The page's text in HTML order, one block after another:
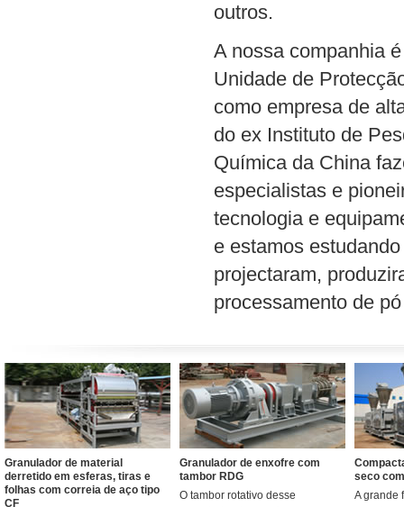
outros.
A nossa companhia
Unidade de
como empresa de
do ex Instituto de
Química da China
especialistas e
tecnologia e
e estamos
projectaram,
processamento de
Granulador de material
derretido em esferas, tiras e
folhas com correia de aço tipo
CF
Granulador de enxofre com
tambor RDG
O tambor rotativo desse
seco
A grande